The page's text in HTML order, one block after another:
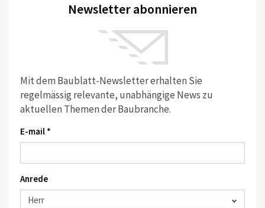
Newsletter abonnieren
Mit dem Baublatt-Newsletter erhalten Sie
regelmässig relevante, unabhängige News zu
aktuellen Themen der Baubranche.
E-mail *
Anrede